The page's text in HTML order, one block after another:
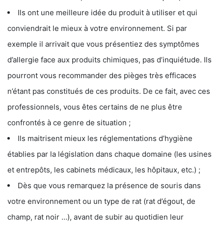
Ils ont une meilleure idée du produit à utiliser et qui
conviendrait le mieux à votre environnement. Si par
exemple il arrivait que vous présentiez des symptômes
d’allergie face aux produits chimiques, pas d’inquiétude. Ils
pourront vous recommander des pièges très efficaces
n’étant pas constitués de ces produits. De ce fait, avec ces
professionnels, vous êtes certains de ne plus être
confrontés à ce genre de situation ;
Ils maitrisent mieux les réglementations d’hygiène
établies par la législation dans chaque domaine (les usines
et entrepôts, les cabinets médicaux, les hôpitaux, etc.) ;
Dès que vous remarquez la présence de souris dans
votre environnement ou un type de rat (rat d’égout, de
champ, rat noir …), avant de subir au quotidien leur